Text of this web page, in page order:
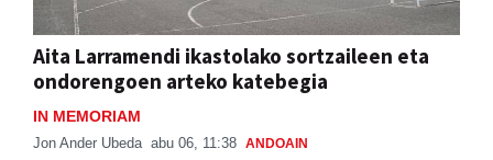
Aita Larramendi ikastolako sortzaileen eta
ondorengoen arteko katebegia
IN MEMORIAM
Jon Ander Ubeda abu 06, 11:38 ANDOAIN